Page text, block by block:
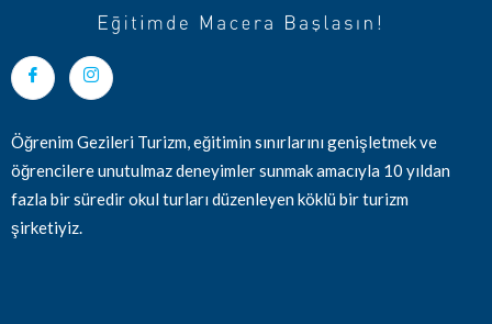
Öğrenim Gezileri Turizm, eğitimin sınırlarını genişletmek ve
öğrencilere unutulmaz deneyimler sunmak amacıyla 10 yıldan
fazla bir süredir okul turları düzenleyen köklü bir turizm
şirketiyiz.